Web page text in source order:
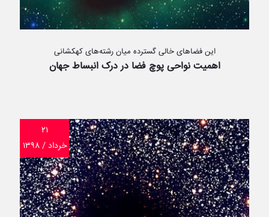
این فضاهای خالی گسترده میان رشته‌های کهکشانی
اهمیت نواحی پوچ فضا در درک انبساط جهان
۲۱
خرداد / ۱۳۹۸